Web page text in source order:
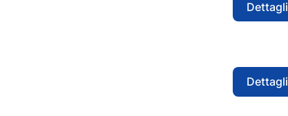
Dettagli
Dettagli